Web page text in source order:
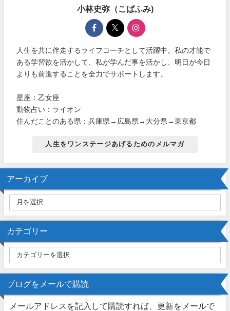
小林史弥（こばふみ)
人生を共に伴走するライフコーチとして活躍中。私の才能で
ある学習欲を活かして、私が学んだ事を活かし、明日が今日
よりも前進することを全力でサポートします。
星座：乙女座
動物占い：ライオン
住んだことのある県：兵庫県→広島県→大分県→東京都
人生をワンステージあげるためのメルマガ
アーカイブ
カテゴリー
ブログをメールで購読
メールアドレスを記入して購読すれば、更新をメールで